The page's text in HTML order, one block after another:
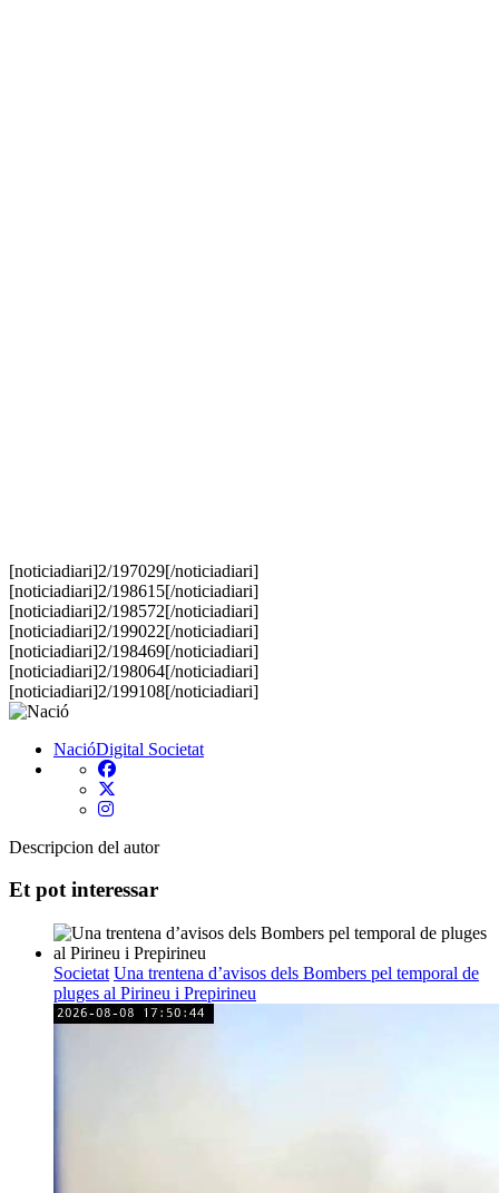
[noticiadiari]2/197029[/noticiadiari]
[noticiadiari]2/198615[/noticiadiari]
​[noticiadiari]2/198572[/noticiadiari]
[noticiadiari]2/199022[/noticiadiari]
[noticiadiari]2/198469[/noticiadiari]
[noticiadiari]2/198064[/noticiadiari]
[noticiadiari]2/199108[/noticiadiari]
NacióDigital Societat
Descripcion del autor
Et pot interessar
Societat Una trentena d’avisos dels Bombers pel temporal de
pluges al Pirineu i Prepirineu